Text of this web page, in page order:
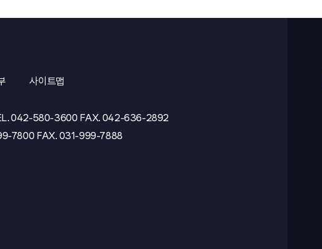
사이트맵
042-580-3600 FAX. 042-636-2892
7800 FAX. 031-999-7888